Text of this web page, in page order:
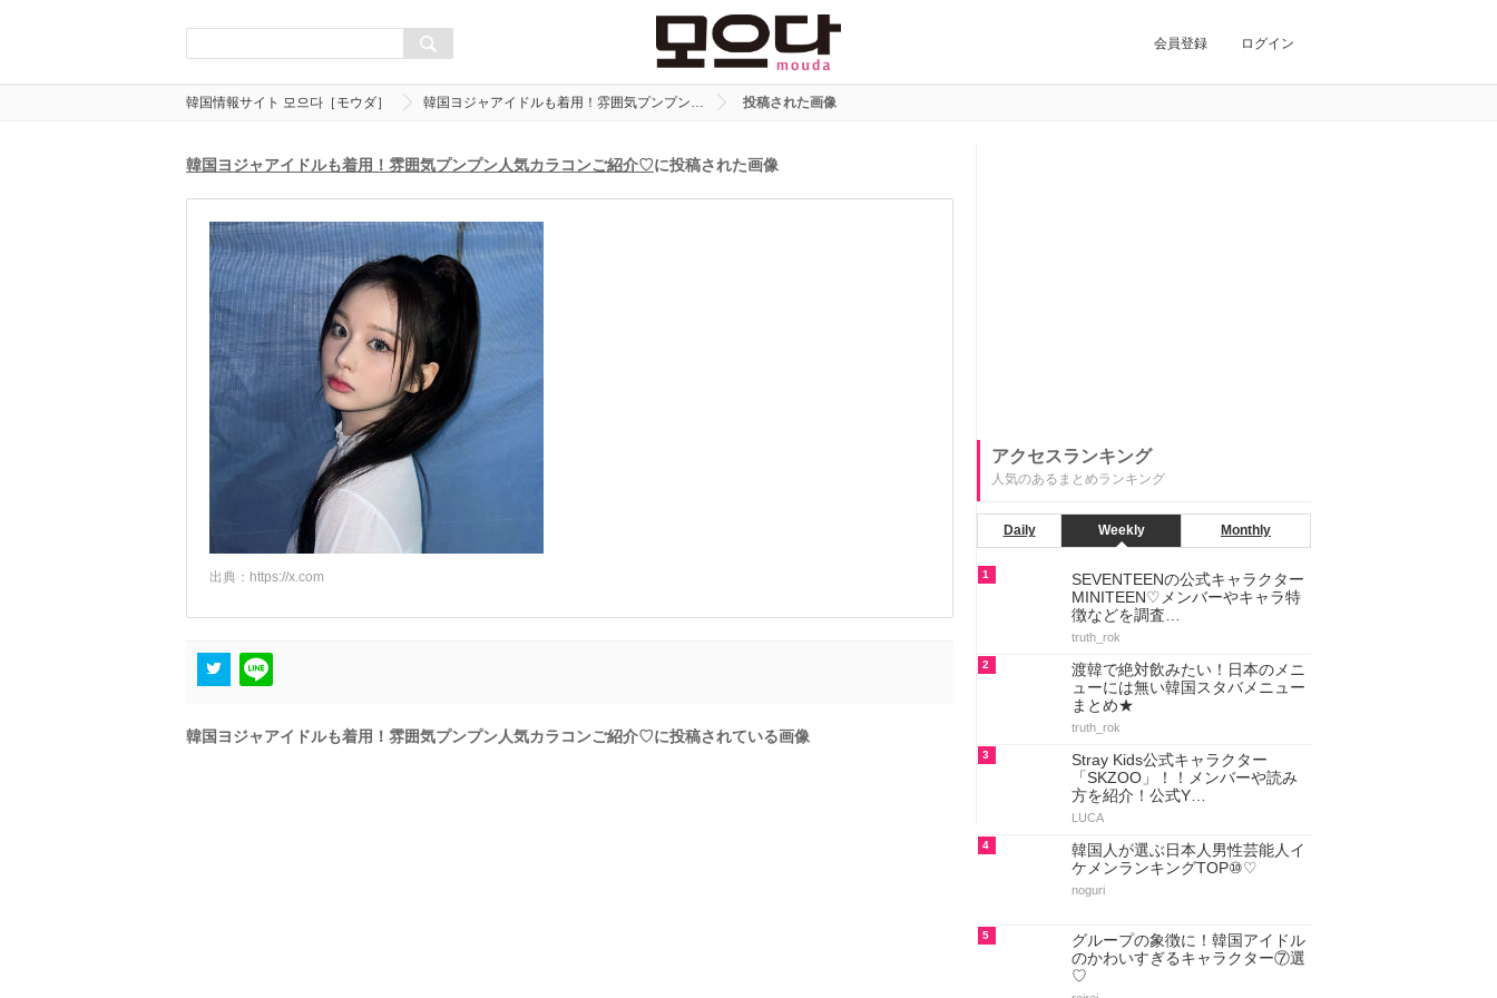
会員登録 ログイン
韓国情報サイト 모으다［モウダ］ 韓国ヨジャアイドルも着用！雰囲気プンプン… 投稿された画像
韓国ヨジャアイドルも着用！雰囲気プンプン人気カラコンご紹介♡に投稿された画像
出典： https://x.com
韓国ヨジャアイドルも着用！雰囲気プンプン人気カラコンご紹介♡に投稿されている画像
アクセスランキング
人気のあるまとめランキング
Daily Weekly Monthly
1
SEVENTEENの公式キャラクター
MINITEEN♡メンバーやキャラ特
徴などを調査…
truth_rok
2
渡韓で絶対飲みたい！日本のメニ
ューには無い韓国スタバメニュー
まとめ★
truth_rok
3
Stray Kids公式キャラクター
「SKZOO」！！メンバーや読み
方を紹介！公式Y…
LUCA
4
韓国人が選ぶ日本人男性芸能人イ
ケメンランキングTOP⑩♡
noguri
5
グループの象徴に！韓国アイドル
のかわいすぎるキャラクター⑦選
♡